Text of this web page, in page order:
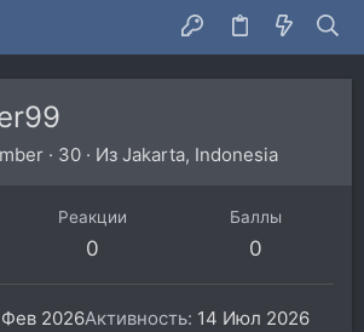
· 30 · Из Jakarta, Indonesia
Реакции
0
Баллы
0
Фев 2026Активность 14 Июл 2026